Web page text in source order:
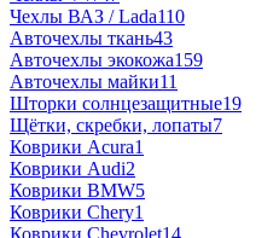
Чехлы ВАЗ / Lada110
Авточехлы ткань43
Авточехлы экокожа159
Авточехлы майки11
Шторки солнцезащитные19
Щётки, скребки, лопаты7
Коврики Acura1
Коврики Audi2
Коврики BMW5
Коврики Chery1
Коврики Chevrolet14